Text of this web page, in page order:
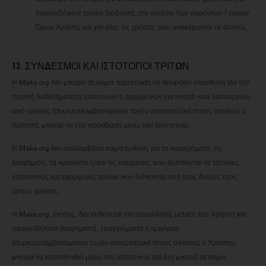
οποιονδήποτε τρόπο διάδοσης στο πλαίσιο των παρόντων Γενικών
Όρων Χρήσης και για όλες τις χρήσεις που αναφέρονται σε αυτούς.
13. ΣΎΝΔΕΣΜΟΙ ΚΑΙ ΙΣΤΌΤΟΠΟΙ ΤΡΊΤΩΝ
Η Make.org δεν μπορεί σε καμία περίπτωση να θεωρηθεί υπεύθυνη για την
τεχνική διαθεσιμότητα ιστότοπων ή εφαρμογών για κινητά που λειτουργούν
από τρίτους (συμπεριλαμβανομένων τυχόν συνεργατών) στους οποίους ο
Χρήστης μπορεί να έχει πρόσβαση μέσω του Ιστότοπου.
Η Make.org δεν αναλαμβάνει καμία ευθύνη για το περιεχόμενο, τη
διαφήμιση, τα προϊόντα ή/και τις υπηρεσίες που διατίθενται σε τέτοιους
ιστότοπους και εφαρμογές τρίτων που διέπονται από τους δικούς τους
όρους χρήσης.
Η Make.org, επίσης, δεν ευθύνεται για συναλλαγές μεταξύ του Χρήστη και
οποιουδήποτε διαφημιστή, επαγγελματία ή εμπόρου
(συμπεριλαμβανομένων τυχόν συνεργατών) στους οποίους ο Χρήστης
μπορεί να κατευθυνθεί μέσω του Ιστότοπου και δεν μπορεί σε καμία